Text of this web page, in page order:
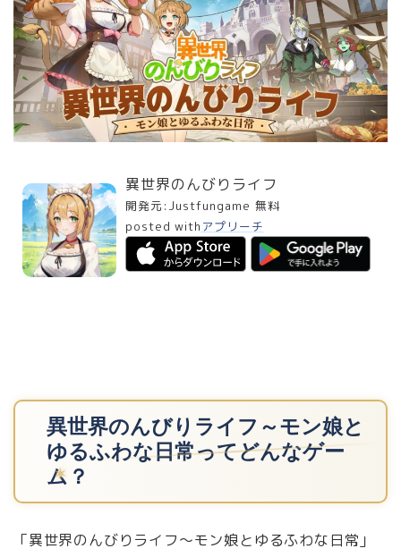
異世界のんびりライフ
開発元: Justfungame 無料
posted with アプリーチ
異世界のんびりライフ～モン娘と
ゆるふわな日常ってどんなゲー
ム？
「異世界のんびりライフ～モン娘とゆるふわな日常」